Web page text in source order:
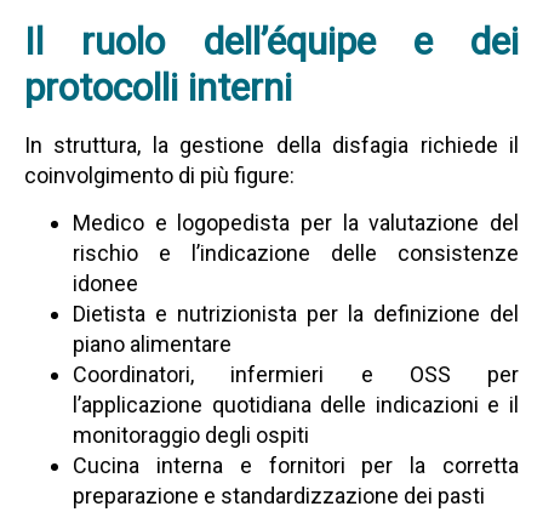
Il ruolo dell’équipe e dei
protocolli interni
In struttura, la gestione della disfagia richiede il
coinvolgimento di più figure:
Medico e logopedista per la valutazione del
rischio e l’indicazione delle consistenze
idonee
Dietista e nutrizionista per la definizione del
piano alimentare
Coordinatori, infermieri e OSS per
l’applicazione quotidiana delle indicazioni e il
monitoraggio degli ospiti
Cucina interna e fornitori per la corretta
preparazione e standardizzazione dei pasti